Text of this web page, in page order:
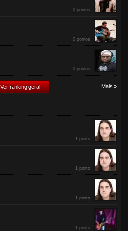
0 pontos
0 pontos
0 pontos
Ver ranking geral Mais »
1 ponto
1 ponto
1 ponto
1 ponto